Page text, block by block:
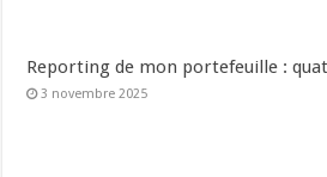
Reporting de mon portefeuille :
3 novembre 2025